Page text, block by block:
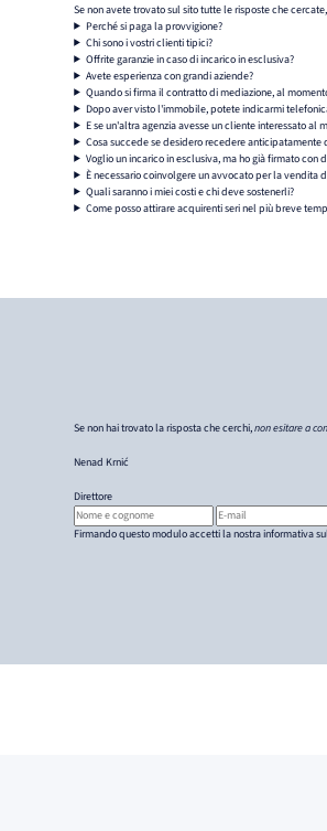
Se non avete trovato sul sito tutte le risposte che
Perché si paga la provvigione?
Chi sono i vostri clienti tipici?
Offrite garanzie in caso di incarico in esclusiva?
Avete esperienza con grandi aziende?
Quando si firma il contratto di mediazione, al
Dopo aver visto l'immobile, potete indicarmi
E se un'altra agenzia avesse un cliente interessato al
Cosa succede se desidero recedere
Voglio un incarico in esclusiva, ma ho già firmato con
È necessario coinvolgere un avvocato per la vendita
Quali saranno i miei costi e chi deve sostenerli?
Come posso attirare acquirenti seri nel più breve
Se non hai trovato la risposta che cerchi,non esitare a
Nenad Krnić
Direttore
Richiedi una consulenza
Nome e cognome
E-mail
Firmando questo modulo accetti la nostra informativa